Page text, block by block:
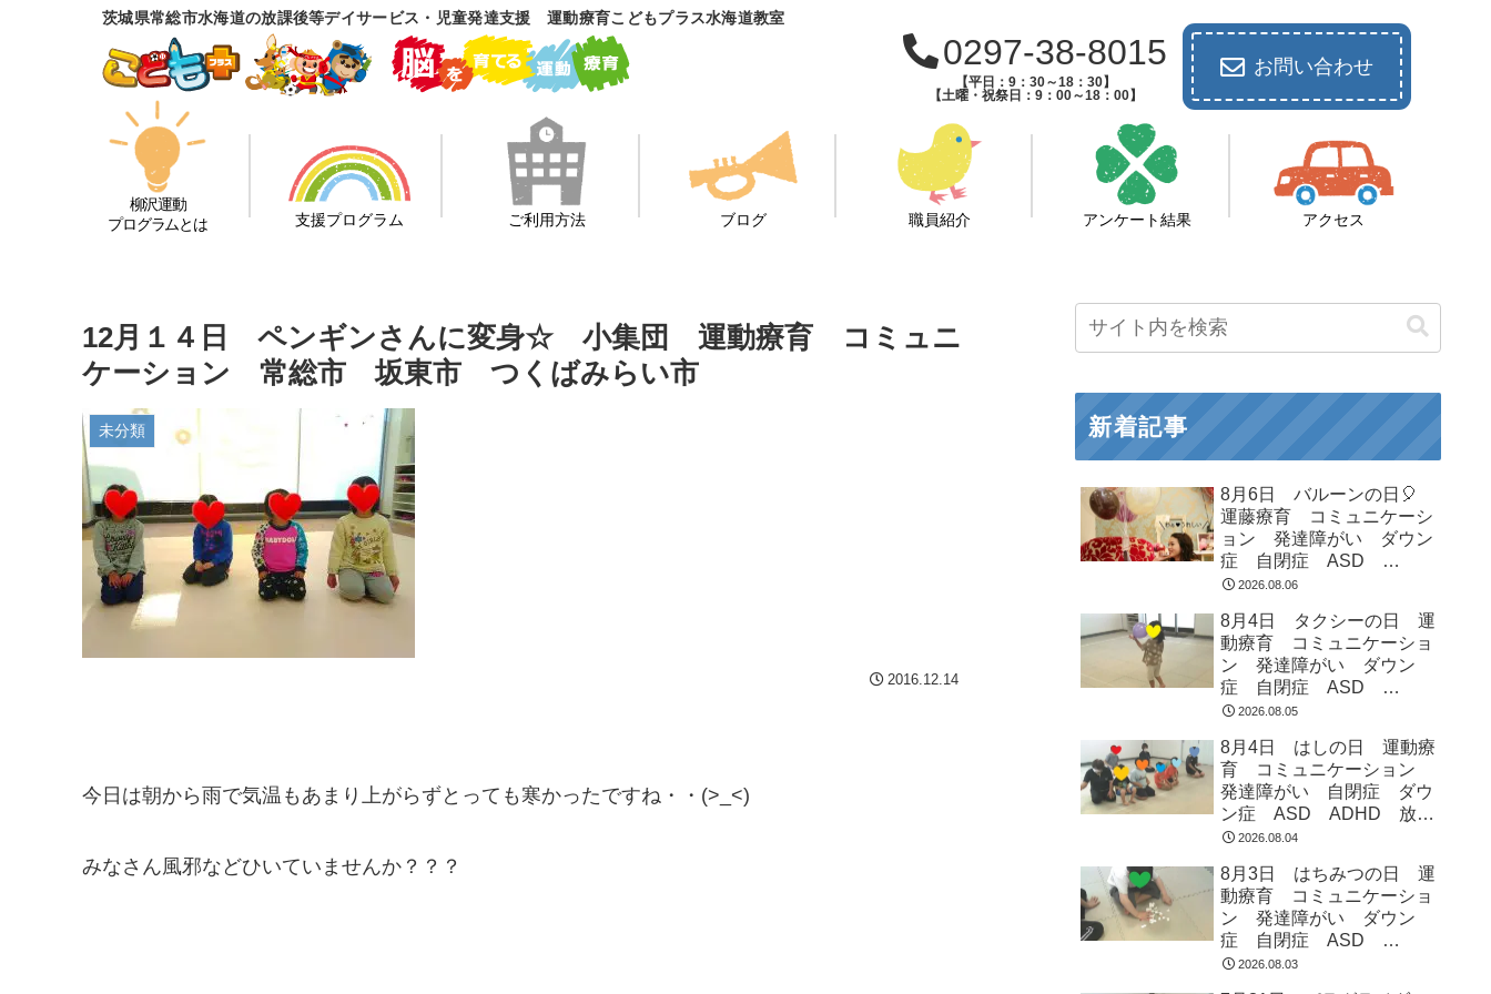
茨城県常総市水海道の放課後等デイサービス・児童発達支援 運動療育こどもプラス水海道教室
0297-38-8015
【平日：9：30～18：30】
【土曜・祝祭日：9：00～18：00】
お問い合わせ
柳沢運動
プログラムとは
支援プログラム ご利用方法 ブログ 職員紹介 アンケート結果 アクセス
12月１４日 ペンギンさんに変身☆ 小集団 運動療育 コミュニ
ケーション 常総市 坂東市 つくばみらい市
未分類
2016.12.14
今日は朝から雨で気温もあまり上がらずとっても寒かったですね・・(>_<)
みなさん風邪などひいていませんか？？？
新着記事
8月6日 バルーンの日🎈
運藤療育 コミュニケーシ
ョン 発達障がい ダウン
症 自閉症 ASD
ADHD 児童発達支援 放
市 つくばみらい市 坂東
市 守谷市
2026.08.06
8月4日 タクシーの日 運
動療育 コミュニケーショ
ン 発達障がい ダウン
症 自閉症 ASD
ADHD 児童発達支援 放
市 つくばみらい市 坂東
市 守谷市
2026.08.05
8月4日 はしの日 運動療
育 コミュニケーション
発達障がい 自閉症 ダウ
ン症 ASD ADHD 放課
後等デイサービス 児童発
らい市 坂東市 守谷市
2026.08.04
8月3日 はちみつの日 運
動療育 コミュニケーショ
ン 発達障がい ダウン
症 自閉症 ASD
ADHD 児童発達支援 放
2026.08.03